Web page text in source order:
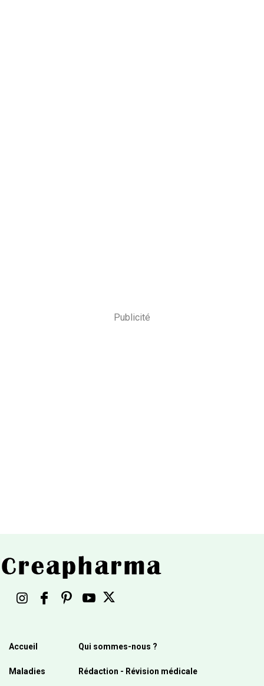
Publicité
Accueil
Maladies
Qui sommes-nous ?
Rédaction - Révision médicale